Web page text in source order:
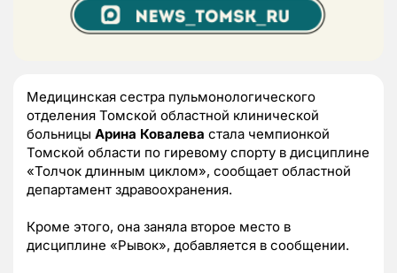
Медицинская сестра пульмонологического
отделения Томской областной клинической
больницы Арина Ковалева стала чемпионкой
Томской области по гиревому спорту в дисциплине
«Толчок длинным циклом», сообщает областной
департамент здравоохранения.
Кроме этого, она заняла второе место в
дисциплине «Рывок», добавляется в сообщении.